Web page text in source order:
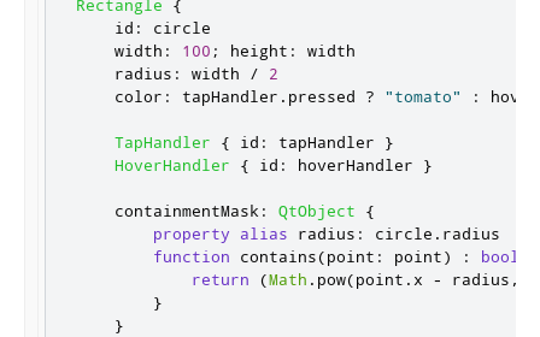
Rectangle
{
id :
circle
width : 100 ; height :
width
radius : width /
2
color : tapHandler . pressed ? "tomato" :
TapHandler { id : tapHandler
}
HoverHandler
{ id : hoverHandler }
containmentMask : QtObject
{
property
alias radius : circle . radius
function
contains(point : point) : bool
return
(Math . pow(point .x - radius ,
}
}